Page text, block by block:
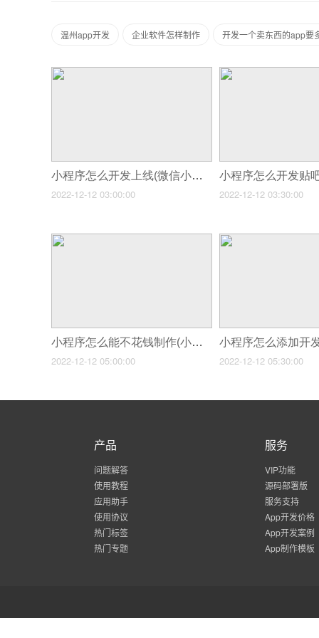
温州app开发 企业软件怎样制作 开发一个卖东西的app要
小程序怎么开发上线(微信小程序商城怎么做)
2022-12-12 03:00:00 2022-12-12 03:30:00
小程序怎么能不花钱制作(小程序到底能不能赚钱小白能做小程序流量主吗)
2022-12-12 05:00:00 2022-12-12 05:30:00
产品
问题解答
使用教程
应用助手
使用协议
热门标签
热门专题
服务
VIP功能
源码部署版
服务支持
App开发价格
App开发案例
App制作模板